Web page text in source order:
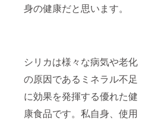
身の健康だと思います。
シリカは様々な病気や老化
の原因であるミネラル不足
に効果を発揮する優れた健
康食品です。私自身、使用